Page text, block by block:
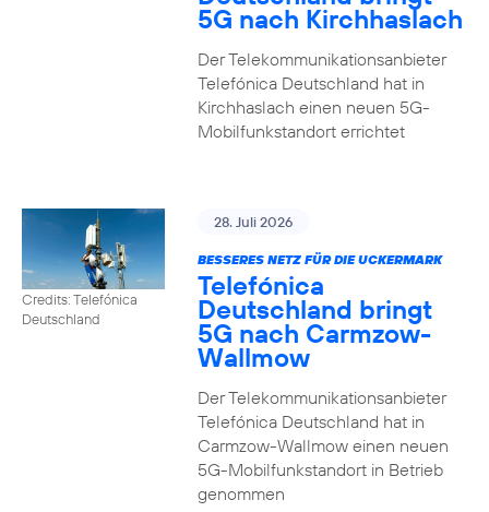
5G nach Kirchhaslach
Der Telekommunikationsanbieter
Telefónica Deutschland hat in
Kirchhaslach einen neuen 5G-
Mobilfunkstandort errichtet
Credits: Telefónica
Deutschland
28. Juli 2026
BESSERES NETZ FÜR DIE UCKERMARK
Telefónica
Deutschland bringt
5G nach Carmzow-
Wallmow
Der Telekommunikationsanbieter
Telefónica Deutschland hat in
Carmzow-Wallmow einen neuen
5G-Mobilfunkstandort in Betrieb
genommen